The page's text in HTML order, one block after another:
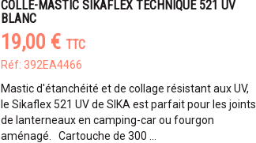
COLLE-MASTIC SIKAFLEX TECHNIQUE 521 UV
BLANC
19,00 € TTC
Réf: 392EA4466
Mastic d'étanchéité et de collage résistant aux UV,
le Sikaflex 521 UV de SIKA est parfait pour les joints
de lanterneaux en camping-car ou fourgon
aménagé. Cartouche de 300 ...